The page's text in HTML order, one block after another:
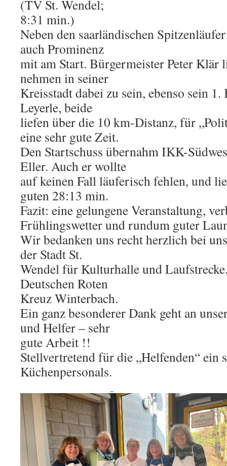
(TV St. Wendel;
8:31 min.)
Neben den saarländischen
auch Prominenz
mit am Start. Bürgermeister Peter Klär
nehmen in seiner
Kreisstadt dabei zu sein, ebenso sein
Leyerle, beide
liefen über die 10 km-Distanz, für
eine sehr gute Zeit.
Den Startschuss übernahm IKK-
Eller. Auch er wollte
auf keinen Fall läuferisch fehlen, und
guten 28:13 min.
Fazit: eine gelungene Veranstaltung,
Frühlingswetter und rundum guter
Wir bedanken uns recht herzlich bei
der Stadt St.
Wendel für Kulturhalle und
Deutschen Roten
Kreuz Winterbach.
Ein ganz besonderer Dank geht an
und Helfer – sehr
gute Arbeit !!
Stellvertretend für die „Helfenden“ ein
Küchenpersonals.